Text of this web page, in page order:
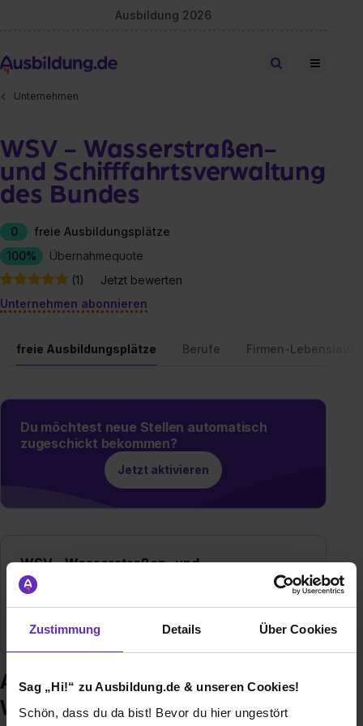
Zustimmung Details Über Cookies
Sag „Hi!“ zu Ausbildung.de & unseren Cookies!
Schön, dass du da bist! Bevor du hier ungestört
Ausbildung 2026
Stellen finden
Unternehmen
WSV - Wasserstraßen-
und Schifffahrtsverwaltung
des Bundes
0
freie Ausbildungsplätze
100%
Übernahmequote
(1)
Jetzt bewerten
Unternehmen abonnieren
freie Ausbildungsplätze Berufe Firmen-Lebenslauf
Du möchtest neue Stellen automatisch
zugeschickt bekommen?
Jetzt aktivieren
WSV - Wasserstraßen- und
Schifffahrtsverwaltung des Bundes
Am Propsthof 51
Ausbildung bei WSV -
Wasserstraßen- und